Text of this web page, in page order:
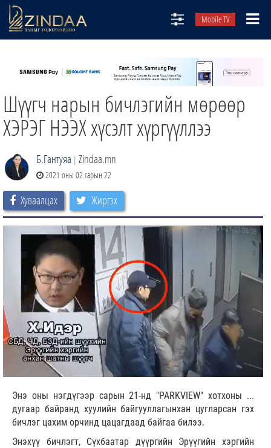
Mobile TV
ТВ8
ӨГЛӨӨНИЙ СОНИН
АУДИО ЗОХИОЛ
Шүүгч нарын бичлэгийн мөрөөр
ХЭРЭГ НЭЭХ хүсэлт хүргүүллээ
Б.Гантуяа | Zindaa.mn
2021 оны 02 сарын 22
Хуваалцах Жиргэх
Энэ оны нэгдүгээр сарын 21-нд "PARKVIEW" хотхоны ...
дугаар байранд хуулийн байгууллагынхан цугларсан гэх
бичлэг цахим орчинд цацагдаад байгаа билээ.
Энэхүү бичлэгт, Сүхбаатар дүүргийн Эрүүгийн хэргийн